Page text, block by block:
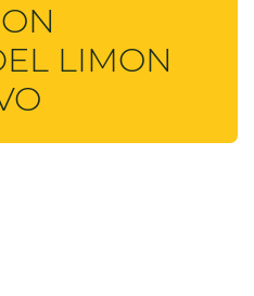
LIMON